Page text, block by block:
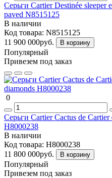
Серьги Cartier Destinée sleeper
paved N8515125
В наличии
Код товара: N8515125
11 900 000руб.
В корзину
Популярный
Привезем под заказ
0
Серьги Cartier Cactus de Cartier
H8000238
В наличии
Код товара: H8000238
11 800 000руб.
В корзину
Популярный
Привезем под заказ